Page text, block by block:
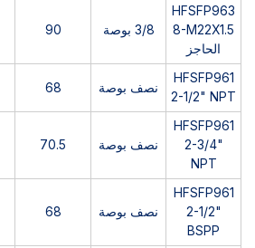
HFSFP963
8-M22X1.5
الحاجز
3/8 بوصة 90
HFSFP961
2-1/2" NPT
نصف بوصة 68
HFSFP961
2-3/4"
NPT
نصف بوصة 70.5
HFSFP961
2-1/2"
BSPP
نصف بوصة 68